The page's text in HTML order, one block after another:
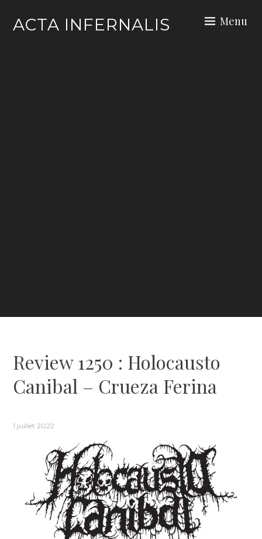
ACTA INFERNALIS Menu
Review 1250 : Holocausto
Canibal – Crueza Ferina
1 juillet 2022